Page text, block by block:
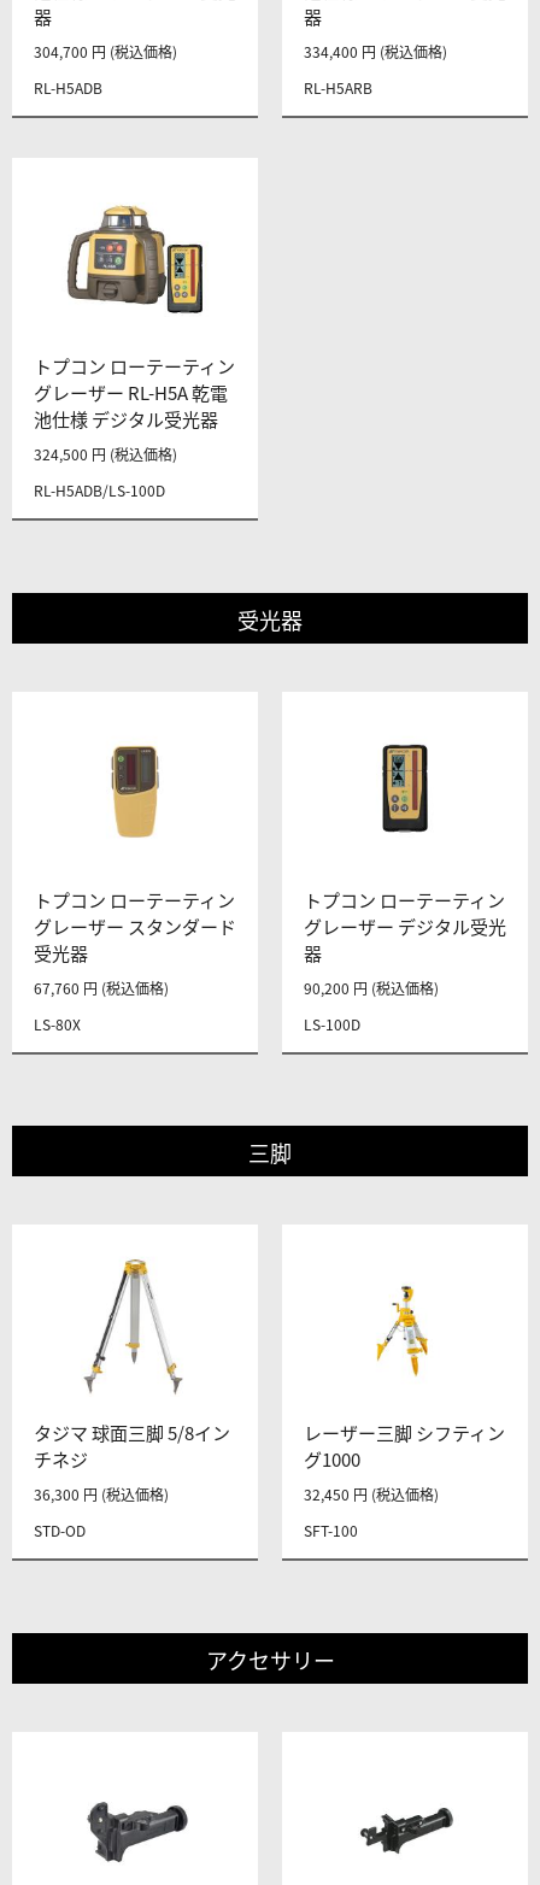
器
RL-H5ADB
304,700 円 (税込価格)
器
RL-H5ARB
334,400 円 (税込価格)
トプコン ローテーティン
グレーザー RL-H5A 乾電
池仕様 デジタル受光器
RL-H5ADB/LS-100D
324,500 円 (税込価格)
受光器
トプコン ローテーティン
グレーザー スタンダード
受光器
LS-80X
67,760 円 (税込価格)
トプコン ローテーティン
グレーザー デジタル受光
器
LS-100D
90,200 円 (税込価格)
三脚
タジマ 球面三脚 5/8イン
チネジ
STD-OD
36,300 円 (税込価格)
レーザー三脚 シフティン
グ1000
SFT-100
32,450 円 (税込価格)
アクセサリー